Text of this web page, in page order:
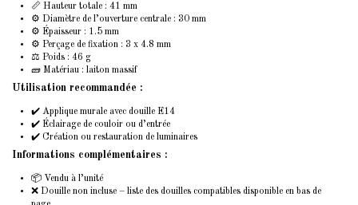
📏 Hauteur totale : 41 mm
⚙️ Diamètre de l’ouverture centrale : 30 mm
⚙️ Épaisseur : 1.5 mm
⚙️ Perçage de fixation : 3 x 4.8 mm
⚖️ Poids : 46 g
🧱 Matériau : laiton massif
Utilisation recommandée :
✔️ Applique murale avec douille E14
✔️ Éclairage de couloir ou d’entrée
✔️ Création ou restauration de luminaires
Informations complémentaires :
📦 Vendu à l’unité
❌ Douille non incluse – liste des douilles compatibles disponible en bas de